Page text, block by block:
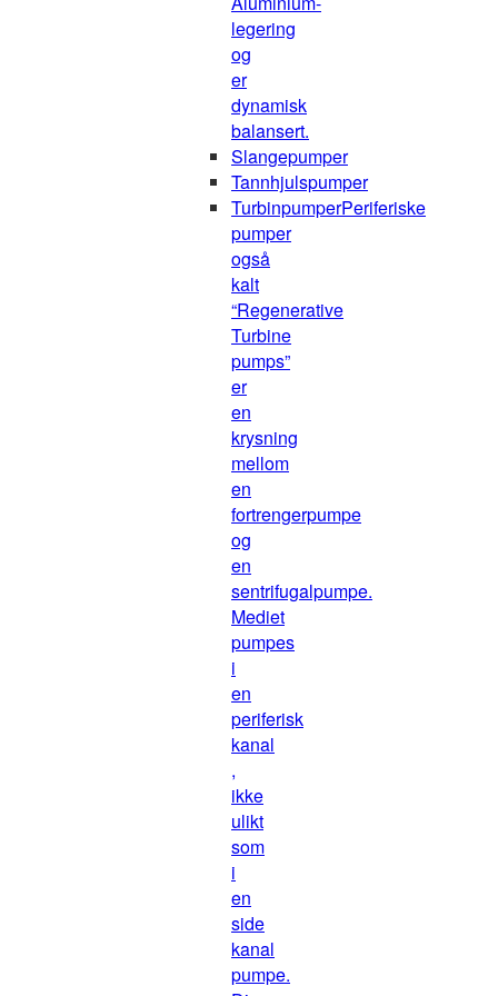
legering
og
er
dynamisk
balansert.
Slangepumper
Tannhjulspumper
TurbinpumperPeriferiske
pumper
også
kalt
“Regenerative
Turbine
pumps”
er
en
krysning
mellom
en
fortrengerpumpe
og
en
sentrifugalpumpe.
Mediet
pumpes
i
en
periferisk
kanal
,
ikke
ulikt
som
i
en
side
kanal
pumpe.